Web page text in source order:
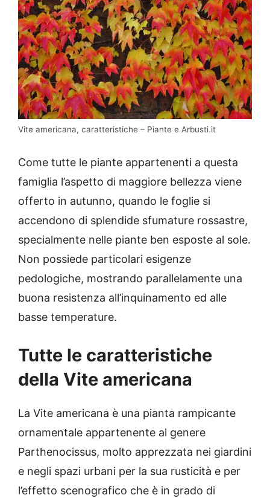
Vite americana, caratteristiche – Piante e Arbusti.it
Come tutte le piante appartenenti a questa
famiglia l’aspetto di maggiore bellezza viene
offerto in autunno, quando le foglie si
accendono di splendide sfumature rossastre,
specialmente nelle piante ben esposte al sole.
Non possiede particolari esigenze
pedologiche, mostrando parallelamente una
buona resistenza all’inquinamento ed alle
basse temperature.
Tutte le caratteristiche
della Vite americana
La Vite americana è una pianta rampicante
ornamentale appartenente al genere
Parthenocissus, molto apprezzata nei giardini
e negli spazi urbani per la sua rusticità e per
l’effetto scenografico che è in grado di